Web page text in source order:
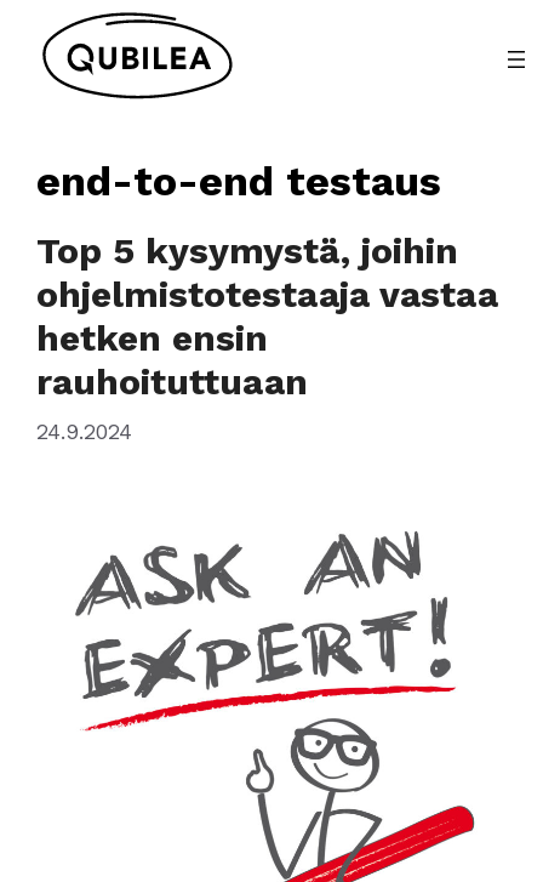
sisältöön
end-to-end testaus
Top 5 kysymystä, joihin
ohjelmistotestaaja vastaa
hetken ensin
rauhoituttuaan
24.9.2024